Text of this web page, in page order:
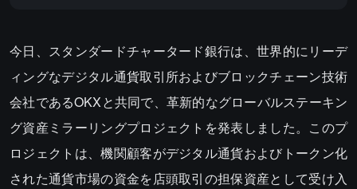
今日、スタンダードチャータード銀行は、世界的にリーデ
ィングなデジタル通貨取引所およびブロックチェーン技術
会社であるOKXと共同で、革新的なグローバルステーキン
グ資産ミラーリングプロジェクトを発表しました。このプ
ロジェクトは、機関顧客がデジタル通貨およびトークン化
された通貨市場の資金を店頭取引の担保資産として受け入